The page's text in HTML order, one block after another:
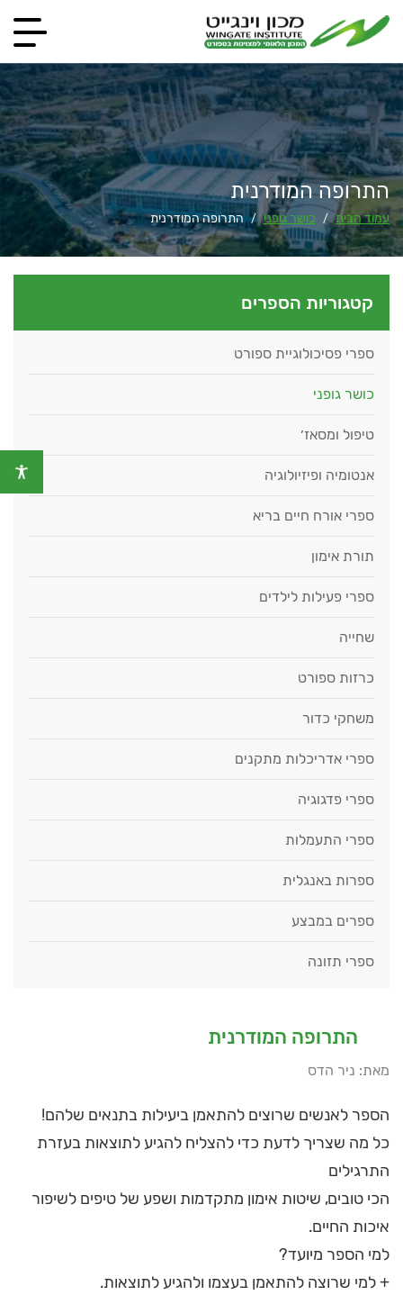
התרופה המודרנית
עמוד הבית / כושר גופני / התרופה המודרנית
קטגוריות הספרים
ספרי פסיכולוגיית ספורט
כושר גופני
טיפול ומסאז׳
אנטומיה ופיזיולוגיה
ספרי אורח חיים בריא
תורת אימון
ספרי פעילות לילדים
שחייה
כרזות ספורט
משחקי כדור
ספרי אדריכלות מתקנים
ספרי פדגוגיה
ספרי התעמלות
ספרות באנגלית
ספרים במבצע
ספרי תזונה
התרופה המודרנית
מאת: ניר הדס
הספר לאנשים שרוצים להתאמן ביעילות בתנאים שלהם!
כל מה שצריך לדעת כדי להצליח להגיע לתוצאות בעזרת
התרגילים
הכי טובים, שיטות אימון מתקדמות ושפע של טיפים לשיפור
איכות החיים.
למי הספר מיועד?
+ למי שרוצה להתאמן בעצמו ולהגיע לתוצאות.